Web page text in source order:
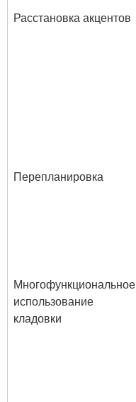
Расстановка акцентов
Перепланировка
Многофункциональное
использование
кладовки